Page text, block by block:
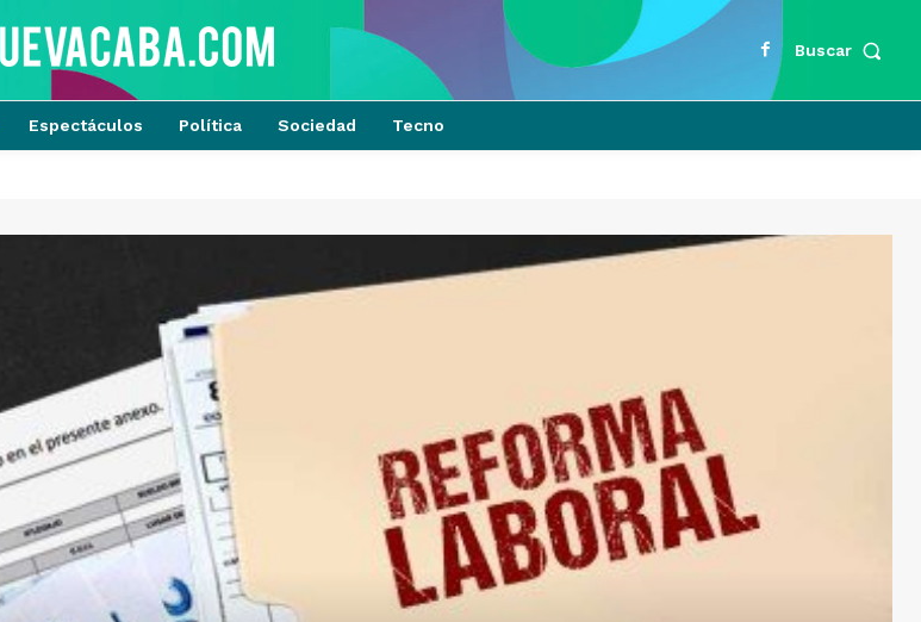
Buscar
Espectáculos Política Sociedad Tecno